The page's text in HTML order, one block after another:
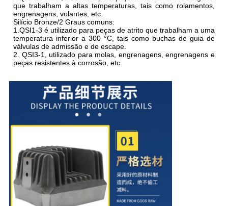
que trabalham a altas temperaturas, tais como rolamentos,
engrenagens, volantes, etc.
Silício Bronze/2 Graus comuns:
1.QSI1-3 é utilizado para peças de atrito que trabalham a uma
temperatura inferior a 300 °C, tais como buchas de guia de
válvulas de admissão e de escape.
2. QSI3-1, utilizado para molas, engrenagens, engrenagens e
peças resistentes à corrosão, etc.